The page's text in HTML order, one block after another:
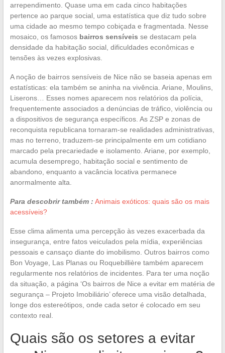
arrependimento. Quase uma em cada cinco habitações
pertence ao parque social, uma estatística que diz tudo sobre
uma cidade ao mesmo tempo cobiçada e fragmentada. Nesse
mosaico, os famosos bairros sensíveis se destacam pela
densidade da habitação social, dificuldades econômicas e
tensões às vezes explosivas.
A noção de bairros sensíveis de Nice não se baseia apenas em
estatísticas: ela também se aninha na vivência. Ariane, Moulins,
Liserons… Esses nomes aparecem nos relatórios da polícia,
frequentemente associados a denúncias de tráfico, violência ou
a dispositivos de segurança específicos. As ZSP e zonas de
reconquista republicana tornaram-se realidades administrativas,
mas no terreno, traduzem-se principalmente em um cotidiano
marcado pela precariedade e isolamento. Ariane, por exemplo,
acumula desemprego, habitação social e sentimento de
abandono, enquanto a vacância locativa permanece
anormalmente alta.
Para descobrir também : Animais exóticos: quais são os mais
acessíveis?
Esse clima alimenta uma percepção às vezes exacerbada da
insegurança, entre fatos veiculados pela mídia, experiências
pessoais e cansaço diante do imobilismo. Outros bairros como
Bon Voyage, Las Planas ou Roquebillière também aparecem
regularmente nos relatórios de incidentes. Para ter uma noção
da situação, a página ‘Os bairros de Nice a evitar em matéria de
segurança – Projeto Imobiliário’ oferece uma visão detalhada,
longe dos estereótipos, onde cada setor é colocado em seu
contexto real.
Quais são os setores a evitar